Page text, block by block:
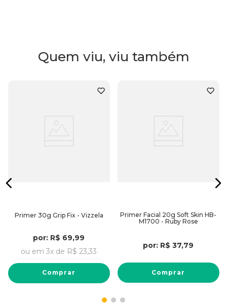
Quem viu, viu também
Primer 30g Grip Fix - Vizzela
por: R$ 69,99
ou em 3x de R$ 23,33
Comprar
Primer Facial 20g Soft Skin HB-
M1700 - Ruby Rose
por: R$ 37,79
Comprar